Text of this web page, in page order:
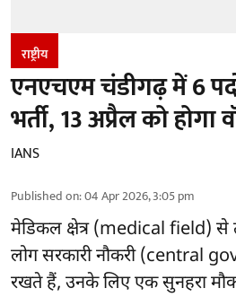
राष्ट्रीय
एनएचएम चंडीगढ़ में 6
भर्ती, 13 अप्रैल को होगा
IANS
Published on:04 Apr 2026, 3:05 pm
मेडिकल क्षेत्र (medical field) से
लोग सरकारी नौकरी (central
रखते हैं, उनके लिए एक सुनहरा मौका